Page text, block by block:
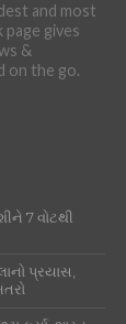
and most
gives
&
on the go.
7 વોટથી
પ્રયાસ,